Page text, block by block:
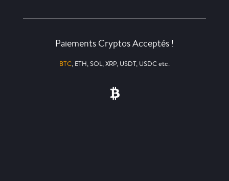
Paiements Cryptos Acceptés !
BTC, ETH, SOL, XRP, USDT, USDC etc.